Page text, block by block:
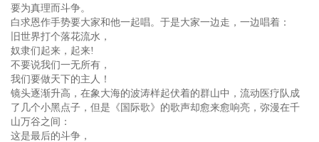
要为真理而斗争。
白求恩作手势要大家和他一起唱。于是大家一边走，一边唱着：
旧世界打个落花流水，
奴隶们起来，起来!
不要说我们一无所有，
我们要做天下的主人！
镜头逐渐升高，在象大海的波涛样起伏着的群山中，流动医疗队成
了几个小黑点子，但是《国际歌》的歌声却愈来愈响亮，弥漫在千
山万谷之间：
这是最后的斗争，